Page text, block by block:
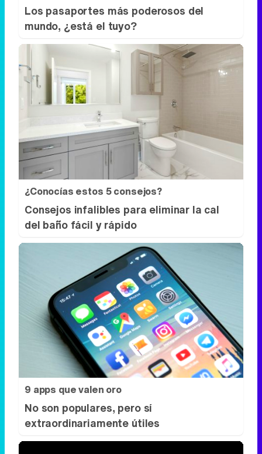
Los pasaportes más poderosos del
mundo, ¿está el tuyo?
¿Conocías estos 5 consejos?
Consejos infalibles para eliminar la cal
del baño fácil y rápido
9 apps que valen oro
No son populares, pero sí
extraordinariamente útiles